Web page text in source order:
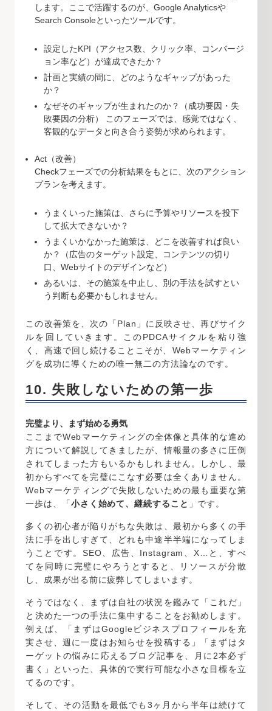
します。ここで活躍するのが、Google Analyticsや
Search Consoleといったツールです。
設定したKPI（アクセス数、クリック率、コンバージ
ョン率など）が達成できたか？
計画と実績の間に、どのようなギャップがあった
か？
なぜそのギャップが生まれたのか？（成功要因・失
敗要因の分析） このフェーズでは、感覚ではなく、
客観的なデータと向き合う姿勢が求められます。
Act（改善）
Checkフェーズでの分析結果をもとに、次のアクション
プランを考えます。
うまくいった施策は、さらに予算やリソースを投下
して拡大できないか？
うまくいかなかった施策は、どこを改善すれば良い
か？（広告のターゲット設定、コンテンツの切り
口、Webサイトのデザインなど）
あるいは、その施策を中止し、別の手法を試すとい
う判断も必要かもしれません。
この改善策を、次の「Plan」に反映させ、再びサイク
ルを回していきます。このPDCAサイクルを粘り強
く、高速で回し続けることこそが、Webマーケティン
グを成功に導くための唯一無二の方法論なのです。
10. 失敗しないための第一歩
完璧より、まず始める勇気
ここまでWebマーケティングの全体像と具体的な進め
方について解説してきましたが、情報量の多さに圧倒
されてしまった方もいるかもしれません。しかし、最
初からすべてを完璧にこなす必要は全くありません。
Webマーケティングで失敗しないための最も重要な第
一歩は、「小さく始めて、継続すること 」です。
多くの初心者が陥りがちな失敗は、最初から多くの手
法に手を出しすぎて、どれも中途半半端になってしま
うことです。SEO、広告、Instagram、X…と、すべ
てを同時に完璧にやろうとすると、リソースが分散
し、成果が出る前に疲弊してしまいます。
そうではなく、まずは自社の状況を鑑みて「これだ」
と決めた一つの手法に集中することをお勧めします。
例えば、「まずはGoogleビジネスプロフィールを充
実させ、週に一度はお知らせを投稿する」「まずはタ
ーゲットの悩みに応えるブログ記事を、月に2本必ず
書く」といった、具体的で実行可能な小さな目標を立
てるのです。
そして、その活動を最低でも3ヶ月から半年は続けて